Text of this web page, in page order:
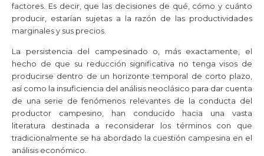
factores. Es decir, que las decisiones de qué, cómo y cuánto
producir, estarían sujetas a la razón de las productividades
marginales y sus precios.
La persistencia del campesinado o, más exactamente, el
hecho de que su reducción significativa no tenga visos de
producirse dentro de un horizonte temporal de corto plazo,
así como la insuficiencia del análisis neoclásico para dar cuenta
de una serie de fenómenos relevantes de la conducta del
productor campesino, han conducido hacia una vasta
literatura destinada a reconsiderar los términos con que
tradicionalmente se ha abordado la cuestión campesina en el
análisis económico.